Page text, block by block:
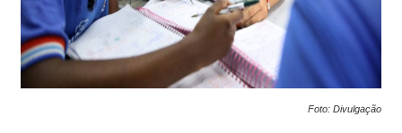
Foto: Divulgação